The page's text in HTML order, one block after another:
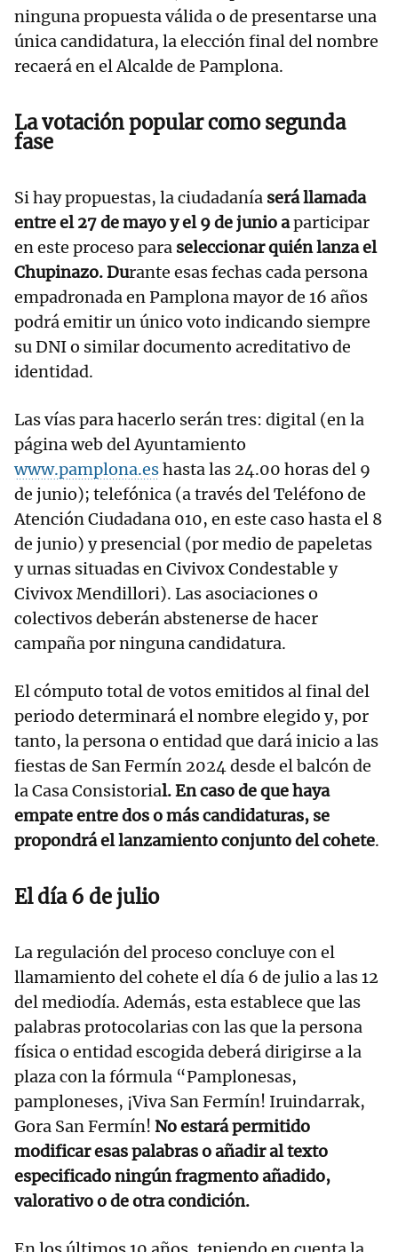
ninguna propuesta válida o de presentarse una
única candidatura, la elección final del nombre
recaerá en el Alcalde de Pamplona.
La votación popular como segunda
fase
Si hay propuestas, la ciudadanía será llamada
entre el 27 de mayo y el 9 de junio aparticipar
en este proceso para seleccionar quién lanza el
Chupinazo. Durante esas fechas cada persona
empadronada en Pamplona mayor de 16 años
podrá emitir un único voto indicando siempre
su DNI o similar documento acreditativo de
identidad.
Las vías para hacerlo serán tres: digital (en la
página web del Ayuntamiento
www.pamplona.eshasta las 24.00 horas del 9
de junio); telefónica (a través del Teléfono de
Atención Ciudadana 010, en este caso hasta el 8
de junio) y presencial (por medio de papeletas
y urnas situadas en Civivox Condestable y
Civivox Mendillori). Las asociaciones o
colectivos deberán abstenerse de hacer
campaña por ninguna candidatura.
El cómputo total de votos emitidos al final del
periodo determinará el nombre elegido y, por
tanto, la persona o entidad que dará inicio a las
fiestas de San Fermín 2024 desde el balcón de
la Casa Consistorial. En caso de que haya
empate entre dos o más candidaturas, se
propondrá el lanzamiento conjunto del cohete.
El día 6 de julio
La regulación del proceso concluye con el
llamamiento del cohete el día 6 de julio a las 12
del mediodía. Además, esta establece que las
palabras protocolarias con las que la persona
física o entidad escogida deberá dirigirse a la
plaza con la fórmula “Pamplonesas,
pamploneses, ¡Viva San Fermín! Iruindarrak,
Gora San Fermín! No estará permitido
modificar esas palabras o añadir al texto
especificado ningún fragmento añadido,
valorativo o de otra condición.